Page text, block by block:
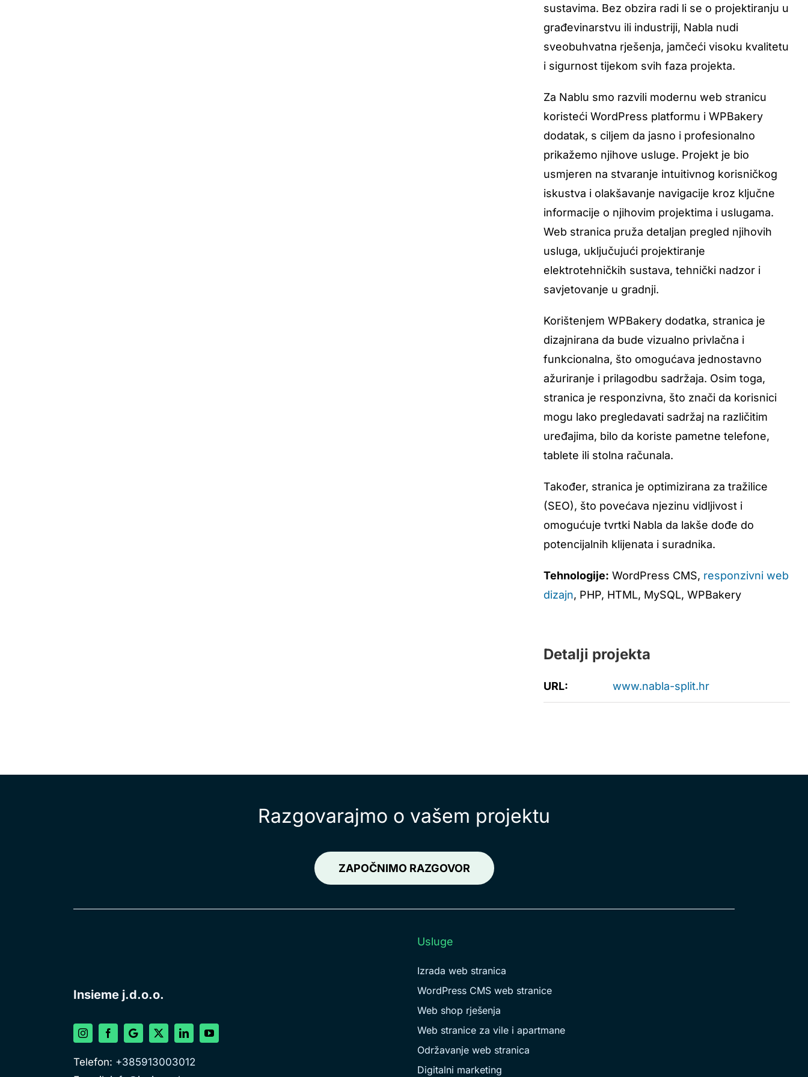
sustavima. Bez obzira radi li se o projektiranju u
građevinarstvu ili industriji, Nabla nudi
sveobuhvatna rješenja, jamčeći visoku kvalitetu
i sigurnost tijekom svih faza projekta.
Za Nablu smo razvili modernu web stranicu
koristeći WordPress platformu i WPBakery
dodatak, s ciljem da jasno i profesionalno
prikažemo njihove usluge. Projekt je bio
usmjeren na stvaranje intuitivnog korisničkog
iskustva i olakšavanje navigacije kroz ključne
informacije o njihovim projektima i uslugama.
Web stranica pruža detaljan pregled njihovih
usluga, uključujući projektiranje
elektrotehničkih sustava, tehnički nadzor i
savjetovanje u gradnji.
Korištenjem WPBakery dodatka, stranica je
dizajnirana da bude vizualno privlačna i
funkcionalna, što omogućava jednostavno
ažuriranje i prilagodbu sadržaja. Osim toga,
stranica je responzivna, što znači da korisnici
mogu lako pregledavati sadržaj na različitim
uređajima, bilo da koriste pametne telefone,
tablete ili stolna računala.
Također, stranica je optimizirana za tražilice
(SEO), što povećava njezinu vidljivost i
omogućuje tvrtki Nabla da lakše dođe do
potencijalnih klijenata i suradnika.
Tehnologije: WordPress CMS, responzivni web
dizajn, PHP, HTML, MySQL, WPBakery
Detalji projekta
URL: www.nabla-split.hr
Razgovarajmo o vašem projektu
ZAPOČNIMO RAZGOVOR
Insieme j.d.o.o.
Telefon: +385913003012
Usluge
Izrada web stranica
WordPress CMS web stranice
Web shop rješenja
Web stranice za vile i apartmane
Održavanje web stranica
Digitalni marketing